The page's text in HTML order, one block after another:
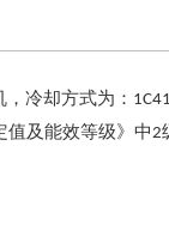
冷却方式为：
值及能效等级》中2